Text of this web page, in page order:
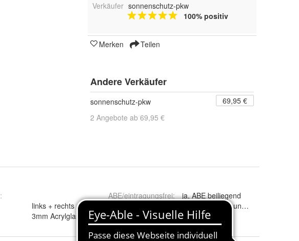
Verkäufer sonnenschutz-pkw
100% positiv
Merken Teilen
Andere Verkäufer
sonnenschutz-pkw
69,95 €
2 Angebote ab 69,95 €
:
links + rechts
3mm Acrylglas
ABE/eintragungsfrei:
ja, ABE beiliegend
rauchgrau, klar und schwarz